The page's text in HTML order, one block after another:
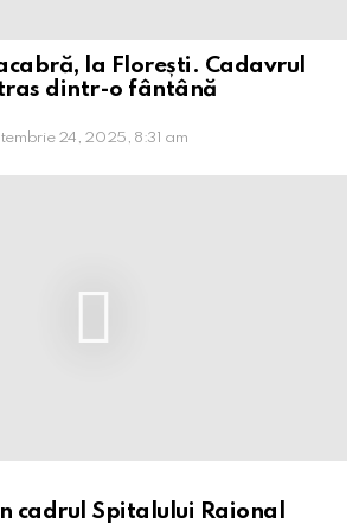
la Florești. Cadavrul
dintr-o fântână
24, 2025, 8:31 am
cadrul Spitalului Raional